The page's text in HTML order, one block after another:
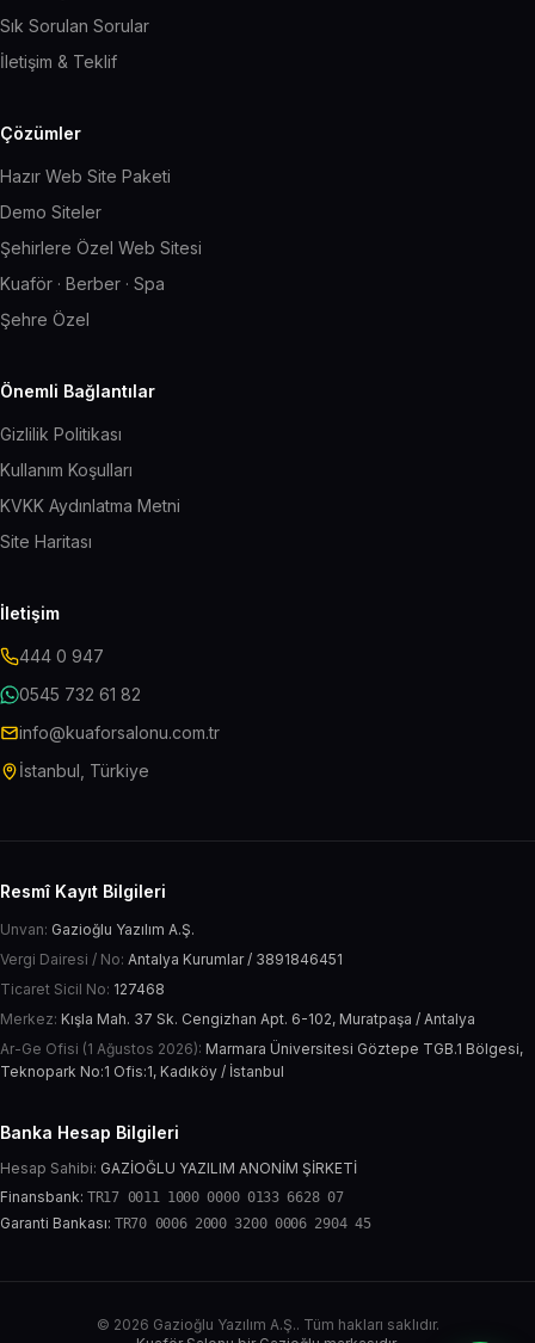
Sık Sorulan Sorular
İletişim & Teklif
Çözümler
Hazır Web Site Paketi
Demo Siteler
Şehirlere Özel Web Sitesi
Kuaför · Berber · Spa
Şehre Özel
Önemli Bağlantılar
Gizlilik Politikası
Kullanım Koşulları
KVKK Aydınlatma Metni
Site Haritası
İletişim
444 0 947
0545 732 61 82
info@kuaforsalonu.com.tr
İstanbul, Türkiye
Resmî Kayıt Bilgileri
Unvan: Gazioğlu Yazılım A.Ş.
Vergi Dairesi / No: Antalya Kurumlar / 3891846451
Ticaret Sicil No: 127468
Merkez: Kışla Mah. 37 Sk. Cengizhan Apt. 6-102, Muratpaşa / Antalya
Ar-Ge Ofisi (1 Ağustos 2026): Marmara Üniversitesi Göztepe TGB.1 Bölgesi,
Teknopark No:1 Ofis:1, Kadıköy / İstanbul
Banka Hesap Bilgileri
Hesap Sahibi: GAZİOĞLU YAZILIM ANONİM ŞİRKETİ
Finansbank: TR17 0011 1000 0000 0133 6628 07
Garanti Bankası: TR70 0006 2000 3200 0006 2904 45
© 2026 Gazioğlu Yazılım A.Ş.. Tüm hakları saklıdır.